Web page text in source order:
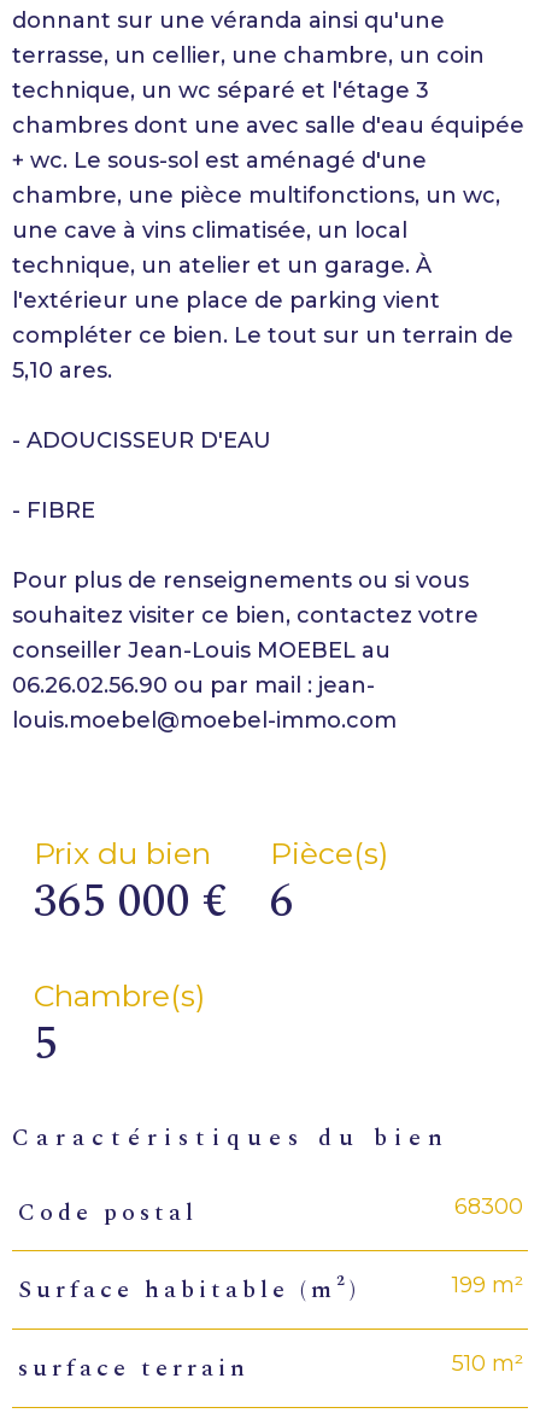
donnant sur une véranda ainsi qu'une
terrasse, un cellier, une chambre, un coin
technique, un wc séparé et l'étage 3
chambres dont une avec salle d'eau équipée
+ wc. Le sous-sol est aménagé d'une
chambre, une pièce multifonctions, un wc,
une cave à vins climatisée, un local
technique, un atelier et un garage. À
l'extérieur une place de parking vient
compléter ce bien. Le tout sur un terrain de
5,10 ares.
- ADOUCISSEUR D'EAU
- FIBRE
Pour plus de renseignements ou si vous
souhaitez visiter ce bien, contactez votre
conseiller Jean-Louis MOEBEL au
06.26.02.56.90 ou par mail : jean-
louis.moebel@moebel-immo.com
Prix du bien
365 000 €
Pièce(s)
6
Chambre(s)
5
caractéristiques du bien
Caractéristiques
Code postal 68300
Surface habitable (m²) 199 m²
surface terrain 510 m²